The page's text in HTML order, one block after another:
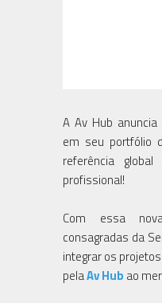
A Av Hub
em seu portfólio
referência
profissional!
Com essa
consagradas da
integrar os
pelaAv Hub ao